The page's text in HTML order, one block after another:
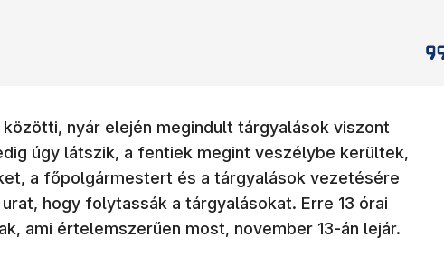
nyár elején megindult tárgyalások viszont
úgy látszik, a fentiek megint veszélybe kerültek,
a főpolgármestert és a tárgyalások vezetésére
hogy folytassák a tárgyalásokat. Erre 13 órai
ami értelemszerűen most, november 13-án lejár.